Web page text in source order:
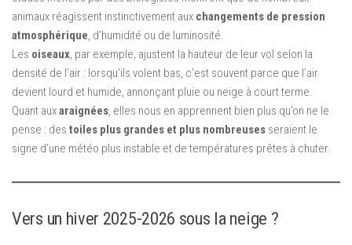
animaux réagissent instinctivement aux changements de pression
atmosphérique, d’humidité ou de luminosité.
Les oiseaux, par exemple, ajustent la hauteur de leur vol selon la
densité de l’air : lorsqu’ils volent bas, c’est souvent parce que l’air
devient lourd et humide, annonçant pluie ou neige à court terme.
Quant auxaraignées, elles nous en apprennent bien plus qu’on ne le
pense : des toiles plus grandes et plus nombreuses seraient le
signe d’une météo plus instable et de températures prêtes à chuter.
Vers un hiver 2025-2026 sous la neige ?